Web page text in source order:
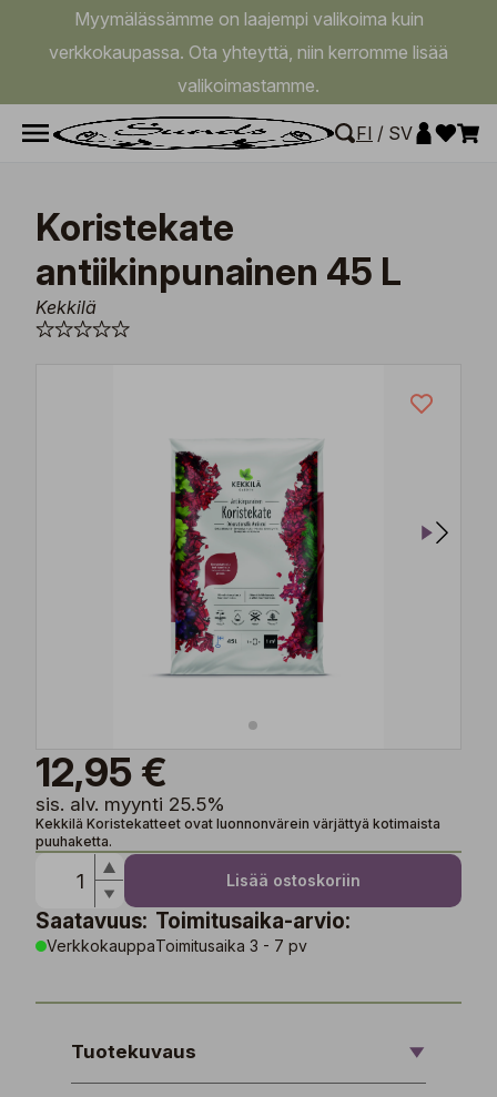
Myymälässämme on laajempi valikoima kuin
verkkokaupassa. Ota yhteyttä, niin kerromme lisää
valikoimastamme.
FI / SV
Koristekate
antiikinpunainen 45 L
Kekkilä
12,95 €
sis. alv. myynti 25.5%
Kekkilä Koristekatteet ovat luonnonvärein värjättyä kotimaista
puuhaketta.
Lisää ostoskoriin
Saatavuus:
Verkkokauppa
Toimitusaika-arvio:
Toimitusaika 3 - 7 pv
Tuotekuvaus